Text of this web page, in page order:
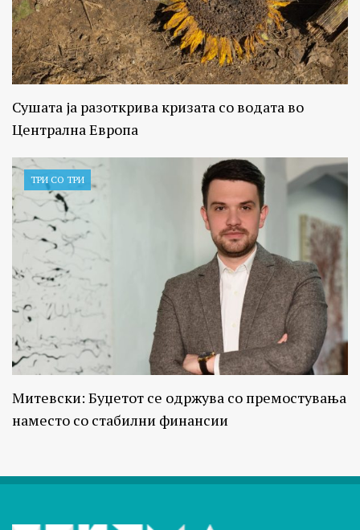
Сушата ја разоткрива кризата со водата во
Централна Европа
ТРИ СО ТРИ
Митевски: Буџетот се одржува со премостувања
наместо со стабилни финансии